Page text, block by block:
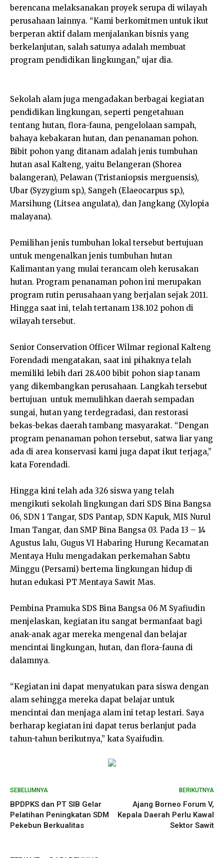
berencana melaksanakan proyek serupa di wilayah
perusahaan lainnya. “Kami berkomitmen untuk ikut
berperan aktif dalam menjalankan bisnis yang
berkelanjutan, salah satunya adalah membuat
program pendidikan lingkungan,” ujar dia.
Sekolah alam juga mengadakan berbagai kegiatan
pendidikan lingkungan, seperti pengetahuan
tentang hutan, flora-fauna, pengelolaan sampah,
bahaya kebakaran hutan, dan penanaman pohon.
Bibit pohon yang ditanam adalah jenis tumbuhan
hutan asal Kalteng, yaitu Belangeran (Shorea
balangeran), Pelawan (Tristaniopsis merguensis),
Ubar (Syzygium sp.), Sangeh (Elaeocarpus sp.),
Marsihung (Litsea angulata), dan Jangkang (Xylopia
malayana).
Pemilihan jenis tumbuhan lokal tersebut bertujuan
untuk mengenalkan jenis tumbuhan hutan
Kalimantan yang mulai terancam oleh kerusakan
hutan. Program penanaman pohon ini merupakan
program rutin perusahaan yang berjalan sejak 2011.
Hingga saat ini, telah tertanam 138.102 pohon di
wilayah tersebut.
Senior Conservation Officer Wilmar regional Kalteng
Forendadi mengatakan, saat ini pihaknya telah
memiliki lebih dari 28.400 bibit pohon siap tanam
yang dikembangkan perusahaan. Langkah tersebut
bertujuan untuk memulihkan daerah sempadan
sungai, hutan yang terdegradasi, dan restorasi
bekas-bekas daerah tambang masyarakat. “Dengan
program penanaman pohon tersebut, satwa liar yang
ada di area konservasi kami juga dapat ikut terjaga,”
kata Forendadi.
Hingga kini telah ada 326 siswa yang telah
mengikuti sekolah lingkungan dari SDS Bina Bangsa
06, SDN 1 Tangar, SDS Pantap, SDN Kapuk, MIS Nurul
Iman Tangar, dan SMP Bina Bangsa 03. Pada 13 – 14
Agustus lalu, Gugus VI Habaring Hurung Kecamatan
Mentaya Hulu mengadakan perkemahan Sabtu
Minggu (Persami) bertema lingkungan hidup di
hutan edukasi PT Mentaya Sawit Mas.
Pembina Pramuka SDS Bina Bangsa 06 M Syafiudin
menjelaskan, kegiatan itu sangat bermanfaat bagi
anak-anak agar mereka mengenal dan belajar
mencintai lingkungan, hutan, dan flora-fauna di
dalamnya.
“Kegiatan ini dapat menyatukan para siswa dengan
alam sehingga mereka dapat belajar untuk
mencintai dan menjaga alam ini tetap lestari. Saya
berharap kegiatan ini dapat terus berlanjut pada
tahun-tahun berikutnya,” kata Syaifudin.
SEBELUMNYA
BPDPKS dan PT SIB Gelar
Pelatihan Peningkatan SDM
Pekebun Berkualitas
BERIKUTNYA
Ajang Borneo Forum V,
Kepala Daerah Perlu Kawal
Sektor Sawit